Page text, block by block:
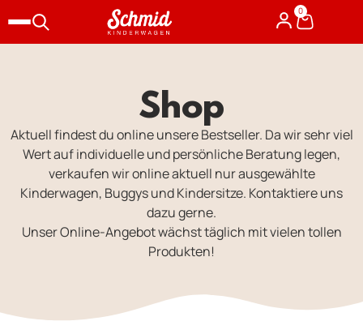
0
Shop
Aktuell findest du online unsere Bestseller. Da wir sehr viel
Wert auf individuelle und persönliche Beratung legen,
verkaufen wir online aktuell nur ausgewählte
Kinderwagen, Buggys und Kindersitze. Kontaktiere uns
dazu gerne.
Unser Online-Angebot wächst täglich mit vielen tollen
Produkten!